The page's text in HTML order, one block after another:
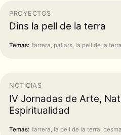
PROYECTOS
Dins la pell de la terra
Temas: farrera, pallars, la pell de la
NOTICIAS
IV Jornadas de Arte,
Espiritualidad
Temas: farrera, la pell de la terra,